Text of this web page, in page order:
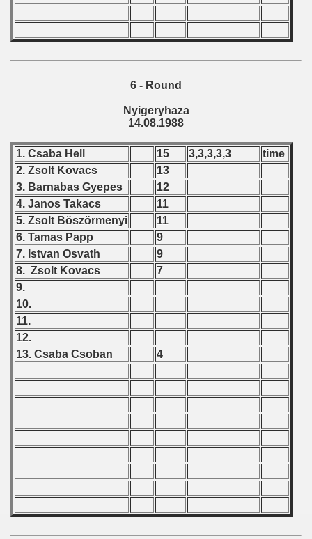
6 - Round
Nyigeryhaza
14.08.1988
1. Csaba Hell 15 3,3,3,3,3
time
2. Zsolt Kovacs
13
3. Barnabas Gyepes
12
4. Janos Takacs
11
5. Zsolt Böszörmenyi
11
6. Tamas Papp
9
7. Istvan Osvath
9
8. Zsolt Kovacs
7
9.
10.
11.
12.
13. Csaba Csoban
4